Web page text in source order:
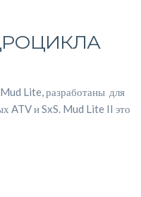
Lite, разработаны для
ATV и SxS. Mud Lite II это